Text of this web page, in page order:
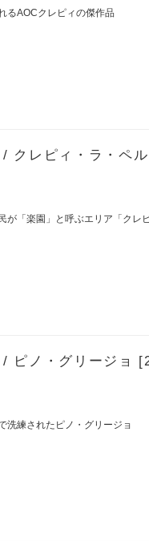
るAOCクレピィの傑作品
/ クレピィ・ラ・ペ
が「楽園」と呼ぶエリア「クレ
ピノ・グリージョ
洗練されたピノ・グリージョ